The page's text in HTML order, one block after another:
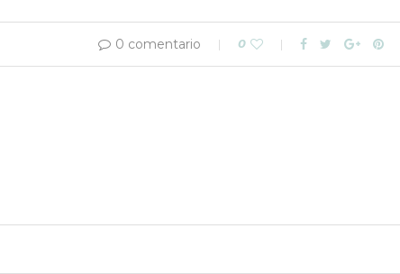
0 comentario 0